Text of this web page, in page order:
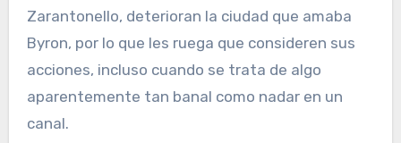
Zarantonello, deterioran la ciudad que amaba
Byron, por lo que les ruega que consideren sus
acciones, incluso cuando se trata de algo
aparentemente tan banal como nadar en un
canal.